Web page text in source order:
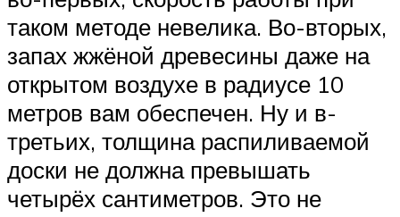
таком методе невелика. Во-вторых,
запах жжёной древесины даже на
открытом воздухе в радиусе 10
метров вам обеспечен. Ну и в-
третьих, толщина распиливаемой
доски не должна превышать
четырёх сантиметров. Это не